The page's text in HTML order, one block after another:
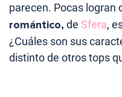
parecen. Pocas logran
romántico, de Sfera,
¿Cuáles son sus
distinto de otros tops